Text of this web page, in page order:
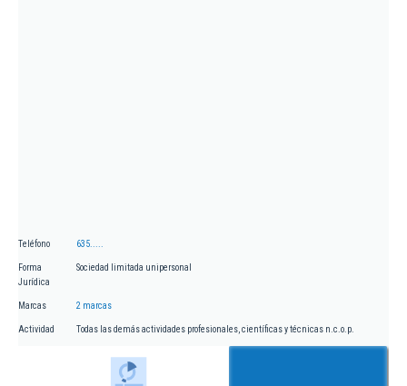
Teléfono 635.....
Forma
Jurídica
Sociedad limitada unipersonal
Marcas 2 marcas
Actividad Todas las demás actividades profesionales, científicas y técnicas n.c.o.p.